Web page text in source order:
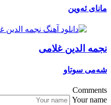
مانای ئەوین
نجمه الدین غلامی
شەمی سوتاو
Comments
Your name